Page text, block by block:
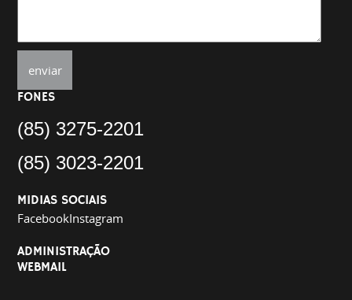
FONES
(85) 3275-2201
(85) 3023-2201
MIDIAS SOCIAIS
FacebookInstagram
ADMINISTRAÇÃO
WEBMAIL